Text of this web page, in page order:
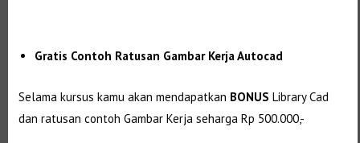
Gratis Contoh Ratusan Gambar Kerja Autocad
Selama kursus kamu akan mendapatkan BONUS Library Cad
dan ratusan contoh Gambar Kerja seharga Rp 500.000,-